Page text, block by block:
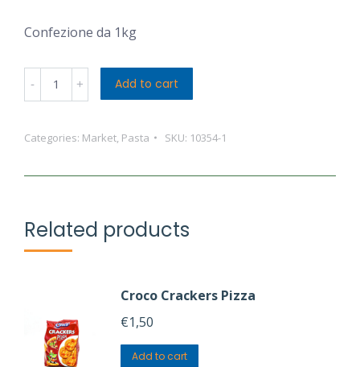
Confezione da 1kg
Poiatti
Fettuccine
quantity
Add to cart
Categories: Market, Pasta SKU: 10354-1
Related products
Croco Crackers Pizza
€1,50
Add to cart